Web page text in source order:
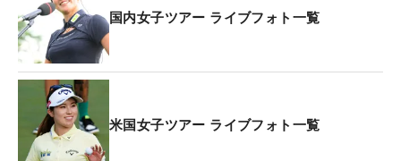
援する選手の写真に“いいね”しよう」「みんなはど
んな写真に注目している？」など、楽しみながらラ
イブフォトをご覧ください！
国内女子ツアー ライブフォト一覧
米国女子ツアー ライブフォト一覧